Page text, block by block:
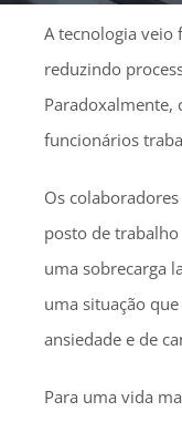
A tecnologia veio
reduzindo
Paradoxalmente,
funcionários
Os
posto de
uma sobrecarga
uma situação
ansiedade e de
Para uma vida